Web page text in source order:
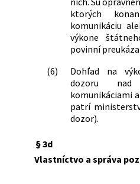
ktorých
komunikáciu
výkone
povinní
(6)
Dohľad na
dozoru nad
komunikáciami
patrí
dozor).
§ 3d
Vlastníctvo a správa